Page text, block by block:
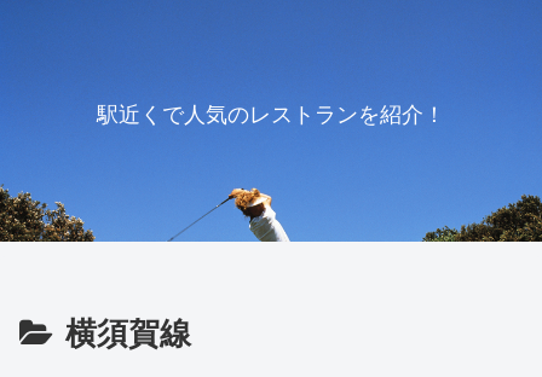
駅近くで人気のレストランを紹介！
横須賀線